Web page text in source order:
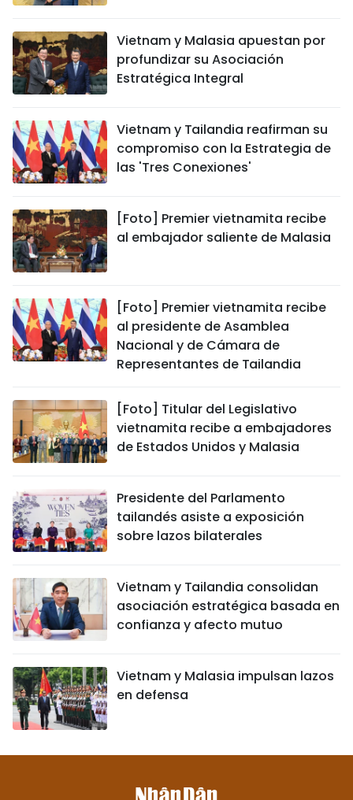
Vietnam y Malasia apuestan por
profundizar su Asociación
Estratégica Integral
Vietnam y Tailandia reafirman su
compromiso con la Estrategia de
las 'Tres Conexiones'
[Foto] Premier vietnamita recibe
al embajador saliente de Malasia
[Foto] Premier vietnamita recibe
al presidente de Asamblea
Nacional y de Cámara de
Representantes de Tailandia
[Foto] Titular del Legislativo
vietnamita recibe a embajadores
de Estados Unidos y Malasia
Presidente del Parlamento
tailandés asiste a exposición
sobre lazos bilaterales
Vietnam y Tailandia consolidan
asociación estratégica basada en
confianza y afecto mutuo
Vietnam y Malasia impulsan lazos
en defensa